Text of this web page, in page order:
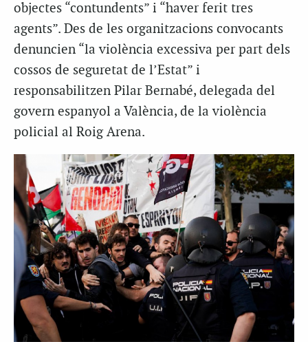
objectes “contundents” i “haver ferit tres
agents”. Des de les organitzacions convocants
denuncien “la violència excessiva per part dels
cossos de seguretat de l’Estat” i
responsabilitzen Pilar Bernabé, delegada del
govern espanyol a València, de la violència
policial al Roig Arena.